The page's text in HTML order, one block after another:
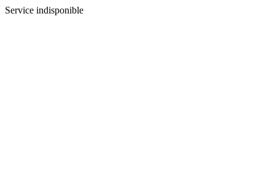
Service indisponible